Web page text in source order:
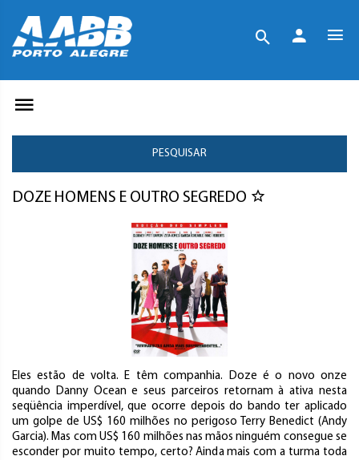
PESQUISAR
DOZE HOMENS E OUTRO SEGREDO
Eles estão de volta. E têm companhia. Doze é o novo onze
quando Danny Ocean e seus parceiros retornam à ativa nesta
seqüência imperdível, que ocorre depois do bando ter aplicado
um golpe de US$ 160 milhões no perigoso Terry Benedict (Andy
Garcia). Mas com US$ 160 milhões nas mãos ninguém consegue se
esconder por muito tempo, certo? Ainda mais com a turma toda